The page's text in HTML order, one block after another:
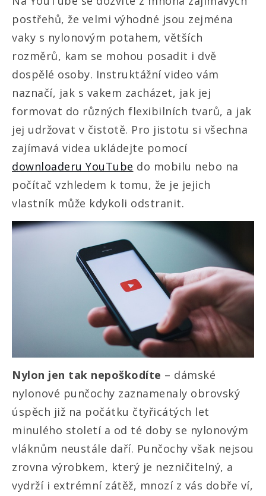
postřehů, že velmi výhodné jsou zejména
vaky s nylonovým potahem, větších
rozměrů, kam se mohou posadit i dvě
dospělé osoby. Instruktážní video vám
naznačí, jak s vakem zacházet, jak jej
formovat do různých flexibilních tvarů, a jak
jej udržovat v čistotě. Pro jistotu si všechna
zajímavá videa ukládejte pomocí
downloaderu YouTube do mobilu nebo na
počítač vzhledem k tomu, že je jejich
vlastník může kdykoli odstranit.
Nylon jen tak nepoškodíte – dámské
nylonové punčochy zaznamenaly obrovský
úspěch již na počátku čtyřicátých let
minulého století a od té doby se nylonovým
vláknům neustále daří. Punčochy však nejsou
zrovna výrobkem, který je nezničitelný, a
vydrží i extrémní zátěž, mnozí z vás dobře ví,